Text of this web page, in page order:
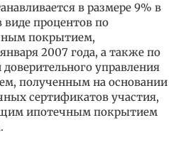
в размере 9% в
процентов по
покрытием,
2007 года, а также по
управления
полученным на основании
сертификатов участия,
ипотечным покрытием